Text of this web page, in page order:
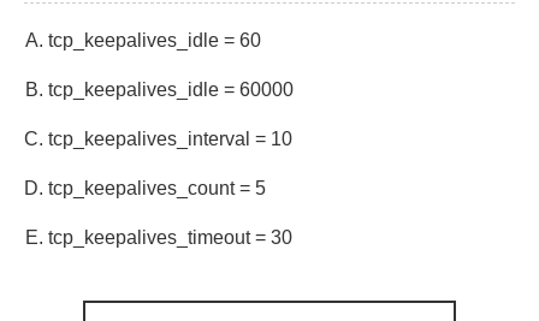
tcp_keepalives_idle = 60
tcp_keepalives_idle = 60000
tcp_keepalives_interval = 10
tcp_keepalives_count = 5
tcp_keepalives_timeout = 30